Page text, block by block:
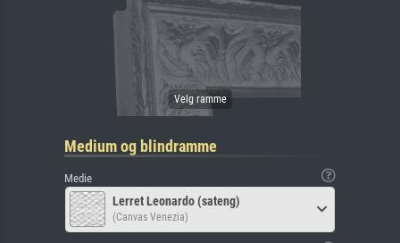
Medium og blindramme
Medie
Lerret Leonardo (sateng)
(Canvas Venezia)